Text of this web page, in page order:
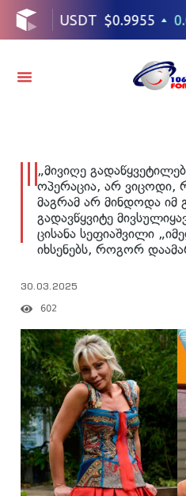
„მივიღე
ოპერაცია, არ ვიცოდი,
მაგრამ არ მინდოდა იმ
გადავწყვიტე
ცისანა სეფიაშვილი
იხსენებს, როგორ
30.03.2025
602